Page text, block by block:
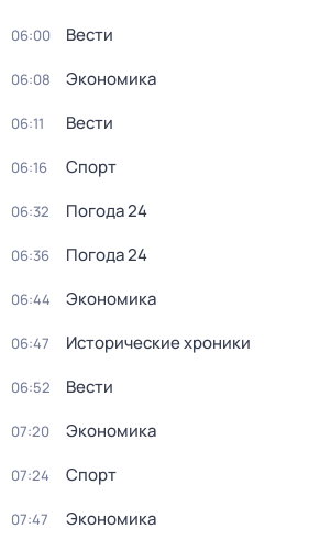
06:00 Вести
06:08 Экономика
06:11 Вести
06:16 Спорт
06:32 Погода 24
06:36 Погода 24
06:44 Экономика
06:47 Исторические хроники
06:52 Вести
07:20 Экономика
07:24 Спорт
07:47 Экономика